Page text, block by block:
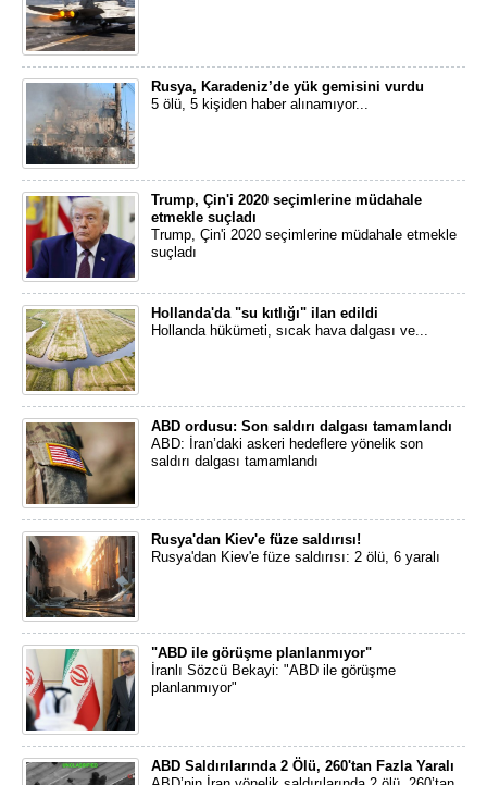
Rusya, Karadeniz’de yük gemisini vurdu
5 ölü, 5 kişiden haber alınamıyor...
Trump, Çin'i 2020 seçimlerine müdahale
etmekle suçladı
Trump, Çin'i 2020 seçimlerine müdahale etmekle
suçladı
Hollanda'da "su kıtlığı" ilan edildi
Hollanda hükümeti, sıcak hava dalgası ve...
ABD ordusu: Son saldırı dalgası tamamlandı
ABD: İran’daki askeri hedeflere yönelik son
saldırı dalgası tamamlandı
Rusya'dan Kiev'e füze saldırısı!
Rusya'dan Kiev'e füze saldırısı: 2 ölü, 6 yaralı
"ABD ile görüşme planlanmıyor"
İranlı Sözcü Bekayi: "ABD ile görüşme
planlanmıyor"
ABD Saldırılarında 2 Ölü, 260'tan Fazla Yaralı